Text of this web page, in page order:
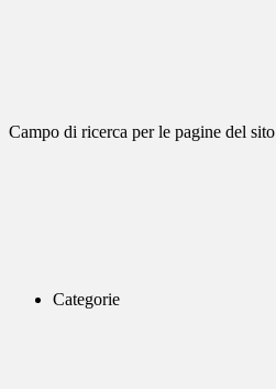
Campo di ricerca per le pagine del sito
Categorie